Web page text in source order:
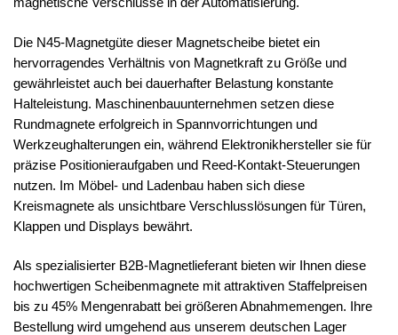
Die N45-Magnetgüte dieser Magnetscheibe bietet ein
hervorragendes Verhältnis von Magnetkraft zu Größe und
gewährleistet auch bei dauerhafter Belastung konstante
Halteleistung. Maschinenbauunternehmen setzen diese
Rundmagnete erfolgreich in Spannvorrichtungen und
Werkzeughalterungen ein, während Elektronikhersteller sie für
präzise Positionieraufgaben und Reed-Kontakt-Steuerungen
nutzen. Im Möbel- und Ladenbau haben sich diese
Kreismagnete als unsichtbare Verschlusslösungen für Türen,
Klappen und Displays bewährt.
Als spezialisierter B2B-Magnetlieferant bieten wir Ihnen diese
hochwertigen Scheibenmagnete mit attraktiven Staffelpreisen
bis zu 45% Mengenrabatt bei größeren Abnahmemengen. Ihre
Bestellung wird umgehend aus unserem deutschen Lager